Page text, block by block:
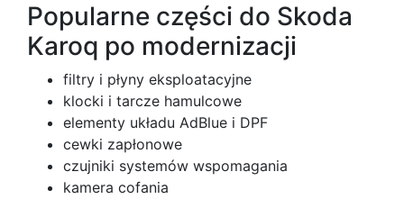
Popularne części do Skoda
Karoq po modernizacji
filtry i płyny eksploatacyjne
klocki i tarcze hamulcowe
elementy układu AdBlue i DPF
cewki zapłonowe
czujniki systemów wspomagania
kamera cofania